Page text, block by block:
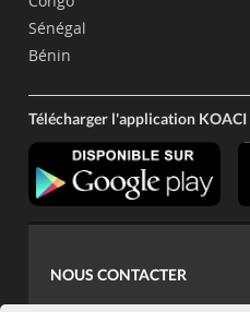
Sénégal
Bénin
Télécharger l'application KOACI
NOUS CONTACTER